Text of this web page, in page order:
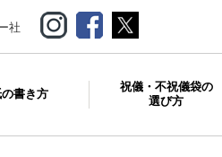
社
書き方
祝儀・不祝儀袋の
選び方